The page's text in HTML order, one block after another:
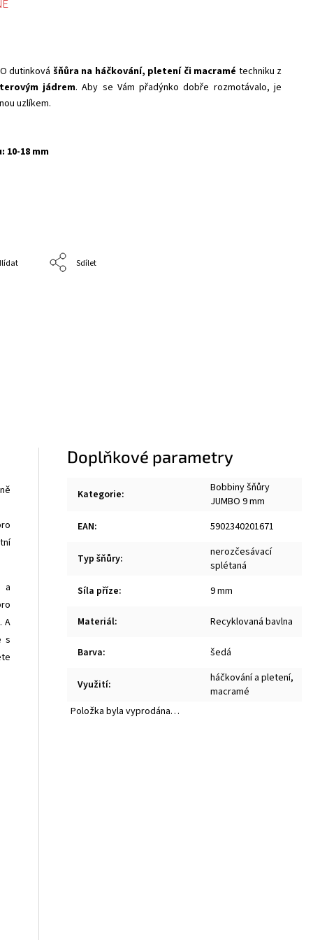
dutinková šňůra na háčkování, pletení či macramé techniku z
jádrem. Aby se Vám přadýnko dobře rozmotávalo, je
uzlíkem.
10-18 mm
Sdílet
a
A
s
Doplňkové parametry
Kategorie:
Bobbiny šňůry
JUMBO 9 mm
EAN: 5902340201671
Typ šňůry:
nerozčesávací
splétaná
Síla příze: 9 mm
Materiál: Recyklovaná bavlna
Barva: šedá
Využití: háčkování a pletení,
macramé
Položka byla vyprodána…